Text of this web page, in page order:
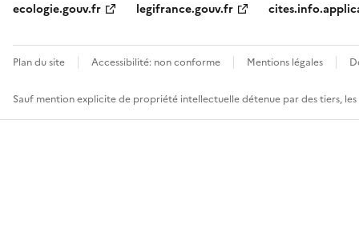
ecologie.gouv.fr
legifrance.gouv.fr
Plan du site Accessibilité: non conforme Mentions légales
Sauf mention explicite de propriété intellectuelle détenue par des tiers,